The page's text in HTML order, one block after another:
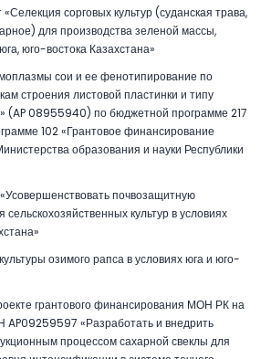
сорговых культур (суданская трава,
для производства зеленой массы,
юго-востока Казахстана»
сои и ее фенотипирование по
строения листовой пластинки и типу
(AP 08955940) по бюджетной программе 217
102 «Грантовое финансирование
образования и науки Республики
почвозащитную
культур в условиях
озимого рапса в условиях юга и юго-
грантового финансирования МОН РК на
AP09259597 «Разработать и внедрить
процессом сахарной свеклы для